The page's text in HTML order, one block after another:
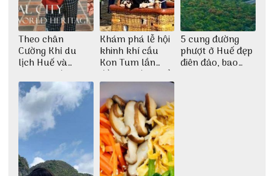
Theo chân
Cường Khỉ du
lịch Huế và
check-in đúng
những góc chụp
đẹp
Khám phá lễ hội
khinh khí cầu
Kon Tum lần
đầu tiên được tổ
chức
5 cung đường
phượt ở Huế đẹp
điên đảo, bao